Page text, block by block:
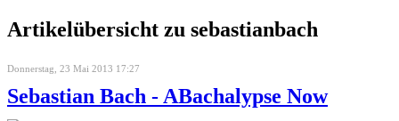
Artikelübersicht zu sebastianbach
Donnerstag, 23 Mai 2013 17:27
Sebastian Bach - ABachalypse Now